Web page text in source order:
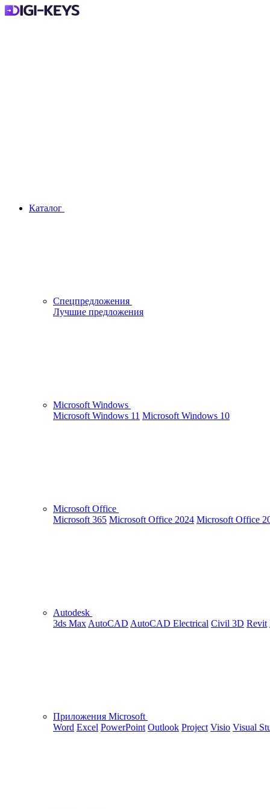
Каталог
Спецпредложения
Лучшие предложения
Microsoft Windows
Microsoft Windows 11 Microsoft Windows 10
Microsoft Office
Microsoft 365 Microsoft Office 2024 Microsoft Office
Autodesk
3ds Max AutoCAD AutoCAD Electrical Civil 3D Revit
Приложения Microsoft
Word Excel PowerPoint Outlook Project Visio Visual